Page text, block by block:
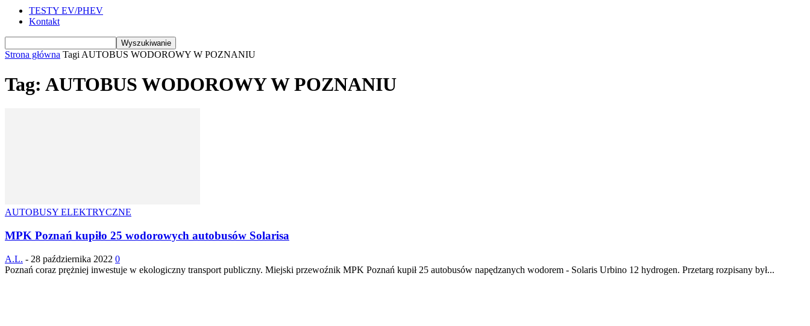
TESTY EV/PHEV
Kontakt
Strona główna Tagi AUTOBUS WODOROWY W POZNANIU
Tag: AUTOBUS WODOROWY W POZNANIU
AUTOBUSY ELEKTRYCZNE
MPK Poznań kupiło 25 wodorowych autobusów Solarisa
A.L. - 28 października 2022 0
Poznań coraz prężniej inwestuje w ekologiczny transport publiczny. Miejski przewoźnik MPK Poznań kupił 25 autobusów napędzanych wodorem - Solaris Urbino 12 hydrogen. Przetarg rozpisany był...